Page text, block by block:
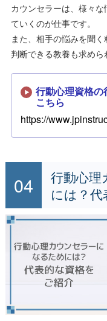
カウンセラーは、様々
ていくのが仕事です。
また、相手の悩みを聞
判断できる教養も求めら
行動心理資格
こちら
https://
行動心
には？